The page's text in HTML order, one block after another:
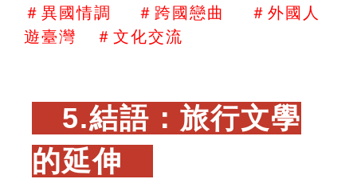
＃異國情調    ＃跨國戀曲    ＃外國人
遊臺灣   ＃文化交流
5.結語：旅行文學
的延伸